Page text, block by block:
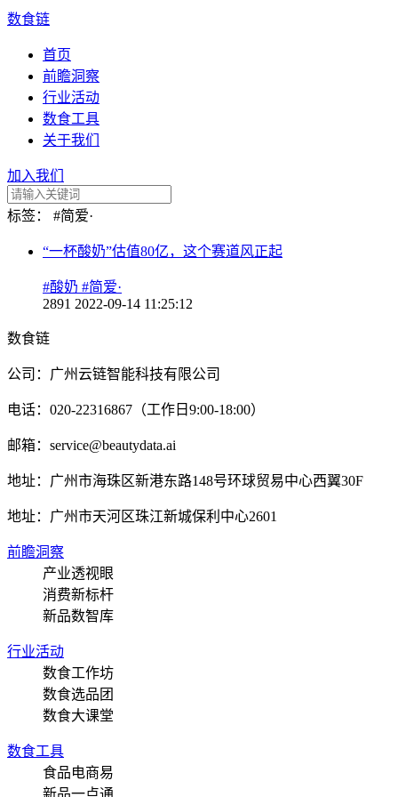
数食链
首页
前瞻洞察
行业活动
数食工具
关于我们
加入我们
标签： #简爱·
“一杯酸奶”估值80亿，这个赛道风正起
#酸奶 #简爱·
2891 2022-09-14 11:25:12
数食链
公司：广州云链智能科技有限公司
电话：020-22316867（工作日9:00-18:00）
邮箱：service@beautydata.ai
地址：广州市海珠区新港东路148号环球贸易中心西翼30F
地址： 广州市天河区珠江新城保利中心2601
前瞻洞察
产业透视眼
消费新标杆
新品数智库
行业活动
数食工作坊
数食选品团
数食大课堂
数食工具
食品电商易
新品一点通